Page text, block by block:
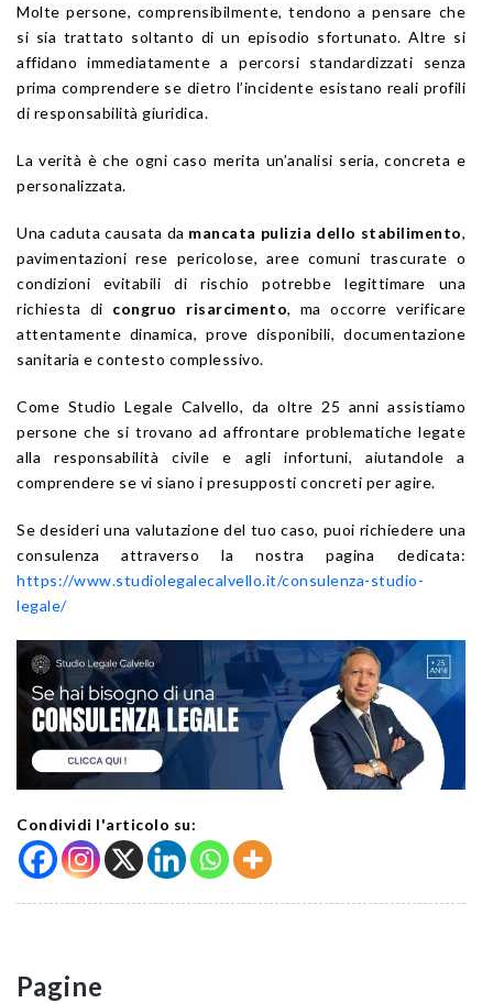
Molte persone, comprensibilmente, tendono a pensare che
si sia trattato soltanto di un episodio sfortunato. Altre si
affidano immediatamente a percorsi standardizzati senza
prima comprendere se dietro l’incidente esistano reali profili
di responsabilità giuridica.
La verità è che ogni caso merita un’analisi seria, concreta e
personalizzata.
Una caduta causata da mancata pulizia dello stabilimento,
pavimentazioni rese pericolose, aree comuni trascurate o
condizioni evitabili di rischio potrebbe legittimare una
richiesta di congruo risarcimento, ma occorre verificare
attentamente dinamica, prove disponibili, documentazione
sanitaria e contesto complessivo.
Come Studio Legale Calvello, da oltre 25 anni assistiamo
persone che si trovano ad affrontare problematiche legate
alla responsabilità civile e agli infortuni, aiutandole a
comprendere se vi siano i presupposti concreti per agire.
Se desideri una valutazione del tuo caso, puoi richiedere una
consulenza attraverso la nostra pagina dedicata:
https://www.studiolegalecalvello.it/consulenza-studio-
legale/
Condividi l'articolo su:
Pagine